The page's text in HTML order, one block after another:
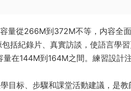
量從266M到372M不等，内容全
括紀錄片、真實訪談，使語言學習
量在144M到164M之間。練習設計
目标、步驟和課堂活動建議，是